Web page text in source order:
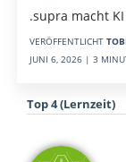
.supra macht
VERÖFFENTLICHT
JUNI 6, 2026 | 3
Top 4 (Lernzeit)